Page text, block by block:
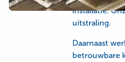
bedrijf
installatie.
uitstraling.
Daarnaast
betrouwbare